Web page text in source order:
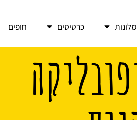
מלונות כרטיסים חופים